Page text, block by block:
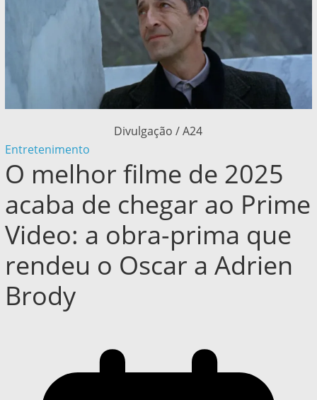
Divulgação / A24
Entretenimento
O melhor filme de 2025
acaba de chegar ao Prime
Video: a obra-prima que
rendeu o Oscar a Adrien
Brody